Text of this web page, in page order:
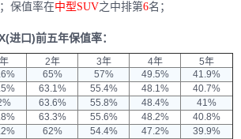
；保值率在中型SUV之中排第6名；
进口)前五年保值率：
2年 3年 4年
5年
65% 57% 49.5%
41.9%
63.1% 55.4% 48.1%
40.7%
63.6% 55.8% 48.4%
41%
63.3% 55.6% 48.2%
40.8%
62% 54.4% 47.2%
39.9%